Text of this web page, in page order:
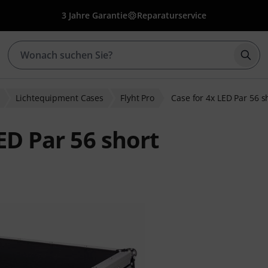
3 Jahre Garantie Reparaturservice
Lichtequipment Cases Flyht Pro Case for 4x LED Par 56
Par 56 short